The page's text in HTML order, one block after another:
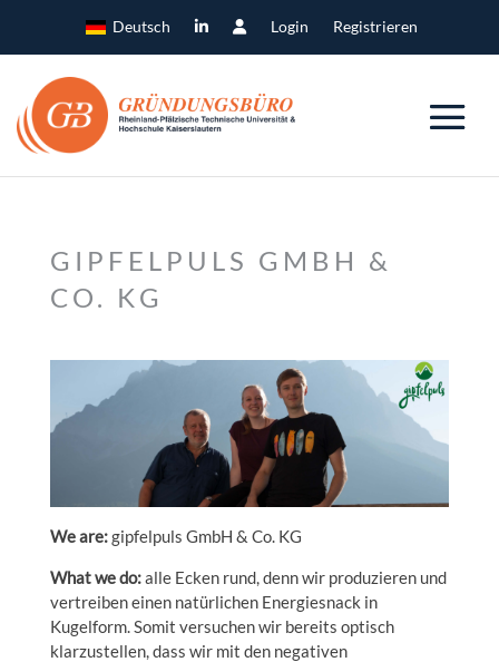
Deutsch Login Registrieren
GIPFELPULS GMBH &
CO. KG
We are:gipfelpuls GmbH & Co. KG
What we do:alle Ecken rund, denn wir produzieren und
vertreiben einen natürlichen Energiesnack in
Kugelform. Somit versuchen wir bereits optisch
klarzustellen, dass wir mit den negativen